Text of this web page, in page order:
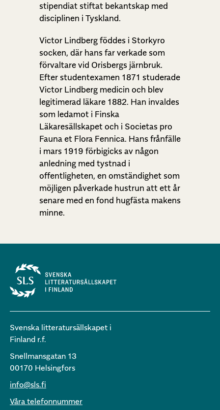
stipendiat stiftat bekantskap med
disciplinen i Tyskland.
Victor Lindberg föddes i Storkyro
socken, där hans far verkade som
förvaltare vid Orisbergs järnbruk.
Efter studentexamen 1871 studerade
Victor Lindberg medicin och blev
legitimerad läkare 1882. Han invaldes
som ledamot i Finska
Läkaresällskapet och i Societas pro
Fauna et Flora Fennica. Hans frånfälle
i mars 1919 förbigicks av någon
anledning med tystnad i
offentligheten, en omständighet som
möjligen påverkade hustrun att ett år
senare med en fond hugfästa makens
minne.
Svenska litteratursällskapet i
Finland r.f.
Snellmansgatan 13
00170 Helsingfors
info@sls.fi
Våra telefonnummer